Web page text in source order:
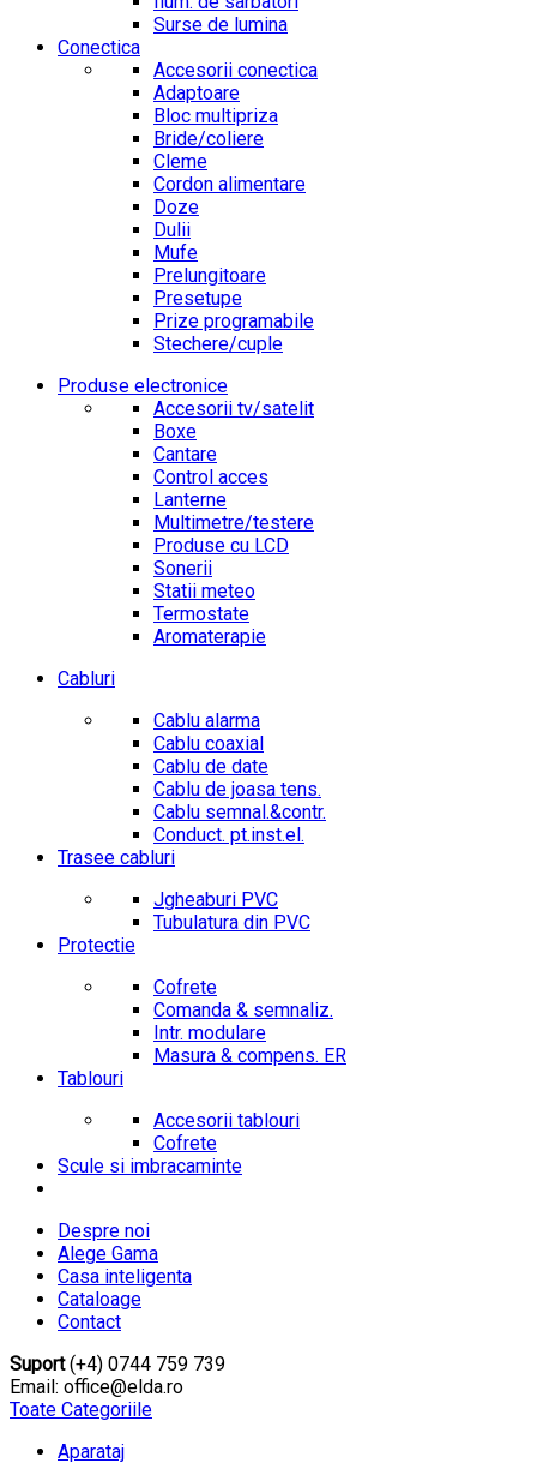
Surse de lumina
Conectica
Accesorii conectica
Adaptoare
Bloc multipriza
Bride/coliere
Cleme
Cordon alimentare
Doze
Dulii
Mufe
Prelungitoare
Presetupe
Prize programabile
Stechere/cuple
Produse electronice
Accesorii tv/satelit
Boxe
Cantare
Control acces
Lanterne
Multimetre/testere
Produse cu LCD
Sonerii
Statii meteo
Termostate
Aromaterapie
Cabluri
Cablu alarma
Cablu coaxial
Cablu de date
Cablu de joasa tens.
Cablu semnal.&contr.
Conduct. pt.inst.el.
Trasee cabluri
Jgheaburi PVC
Tubulatura din PVC
Protectie
Cofrete
Comanda & semnaliz.
Intr. modulare
Masura & compens. ER
Tablouri
Accesorii tablouri
Cofrete
Scule si imbracaminte
Despre noi
Alege Gama
Casa inteligenta
Cataloage
Contact
Suport(+4) 0744 759 739
Email: office@elda.ro
Toate Categoriile
Aparataj